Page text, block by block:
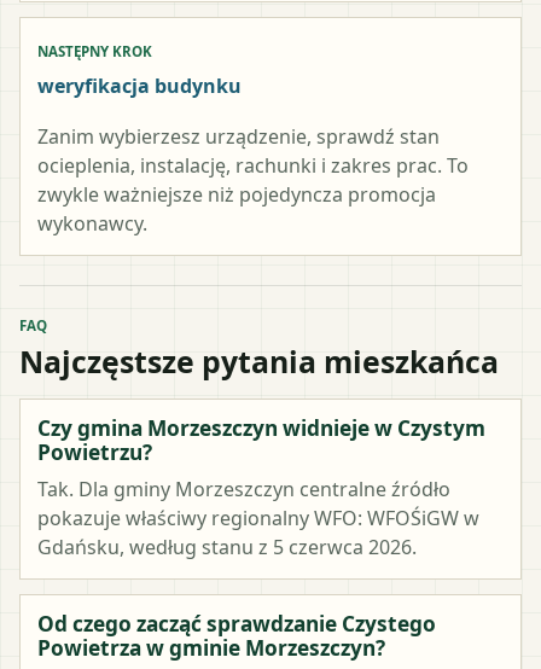
NASTĘPNY KROK
weryfikacja budynku
Zanim wybierzesz urządzenie, sprawdź stan
ocieplenia, instalację, rachunki i zakres prac. To
zwykle ważniejsze niż pojedyncza promocja
wykonawcy.
FAQ
Najczęstsze pytania mieszkańca
Czy gmina Morzeszczyn widnieje w Czystym
Powietrzu?
Tak. Dla gminy Morzeszczyn centralne źródło
pokazuje właściwy regionalny WFO: WFOŚiGW w
Gdańsku, według stanu z 5 czerwca 2026.
Od czego zacząć sprawdzanie Czystego
Powietrza w gminie Morzeszczyn?